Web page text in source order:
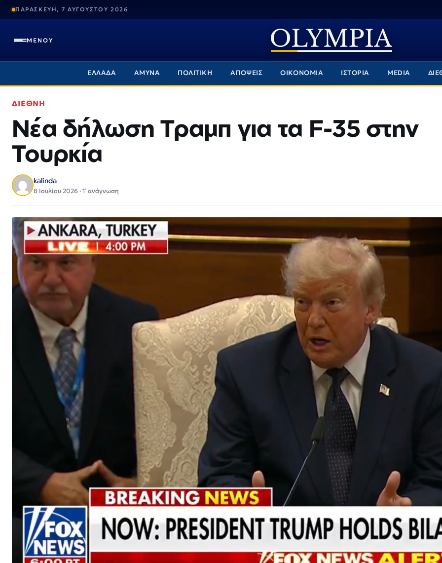
ΠΑΡΑΣΚΕΥΗ, 7 ΑΥΓΟΥΣΤΟΥ 2026
ΜΕΝΟΥ
ΕΛΛΑΔΑ ΑΜΥΝΑ ΠΟΛΙΤΙΚΗ ΑΠΟΨΕΙΣ ΟΙΚΟΝΟΜΙΑ ΙΣΤΟΡΙΑ MEDIA
ΔΙΕΘΝΗ
Νέα δήλωση Τραμπ για τα F-35 στην
Τουρκία
kalinda
8 Ιουλίου 2026 · 1΄ ανάγνωση